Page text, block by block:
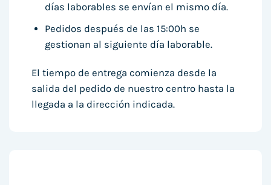
días laborables se envían el mismo día.
Pedidos después de las 15:00h se
gestionan al siguiente día laborable.
El tiempo de entrega comienza desde la
salida del pedido de nuestro centro hasta la
llegada a la dirección indicada.